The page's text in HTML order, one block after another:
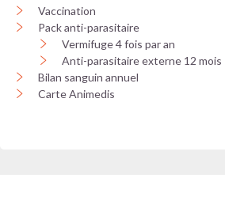
Vaccination
Pack anti-parasitaire
Vermifuge 4 fois par an
Anti-parasitaire externe 12 mois
Bilan sanguin annuel
Carte Animedis